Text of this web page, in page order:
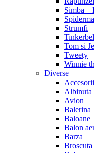
Simba –
Strumfi
Tom si
Tweety
Winnie
Diverse
Albinuta
Avion
Balerina
Baloane
Balon
Barza
Broscuta